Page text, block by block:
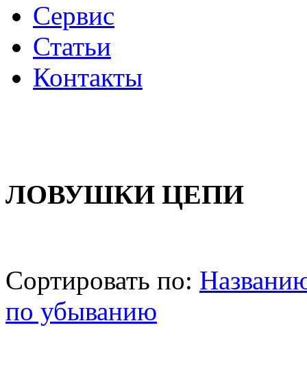
Сервис
Статьи
Контакты
ЛОВУШКИ ЦЕПИ
Сортировать по:
по убыванию